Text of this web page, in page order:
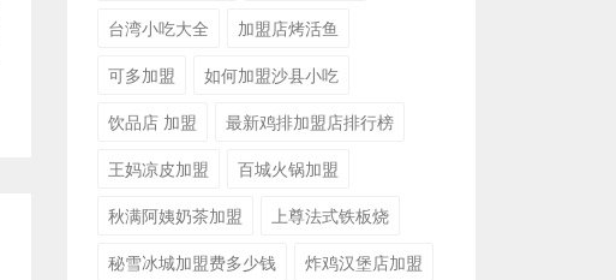
台湾小吃大全
加盟店烤活鱼
可多加盟
如何加盟沙县小吃
饮品店 加盟
最新鸡排加盟店排行榜
王妈凉皮加盟
百城火锅加盟
秋满阿姨奶茶加盟
上尊法式铁板烧
秘雪冰城加盟费多少钱
炸鸡汉堡店加盟